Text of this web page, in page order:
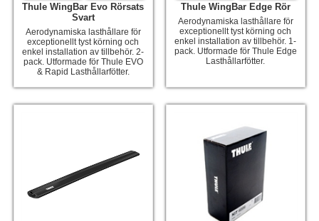
Thule WingBar Evo Rörsats
Svart
Aerodynamiska lasthållare för
exceptionellt tyst körning och
enkel installation av tillbehör. 2-
pack. Utformade för Thule EVO
& Rapid Lasthållarfötter.
Thule WingBar Edge Rör
Aerodynamiska lasthållare för
exceptionellt tyst körning och
enkel installation av tillbehör. 1-
pack. Utformade för Thule Edge
Lasthållarfötter.